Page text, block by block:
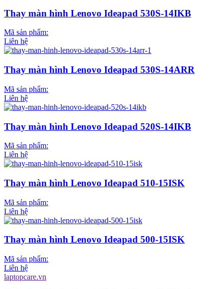
Thay màn hình Lenovo Ideapad 530S-14IKB
Mã sản phẩm:
Liên hệ
Thay màn hình Lenovo Ideapad 530S-14ARR
Mã sản phẩm:
Liên hệ
Thay màn hình Lenovo Ideapad 520S-14IKB
Mã sản phẩm:
Liên hệ
Thay màn hình Lenovo Ideapad 510-15ISK
Mã sản phẩm:
Liên hệ
Thay màn hình Lenovo Ideapad 500-15ISK
Mã sản phẩm:
Liên hệ
laptopcare.vn